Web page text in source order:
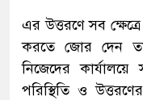
এর উত্তরণে সব
করতে জোর দেন
নিজেদের
পরিস্থিতি ও